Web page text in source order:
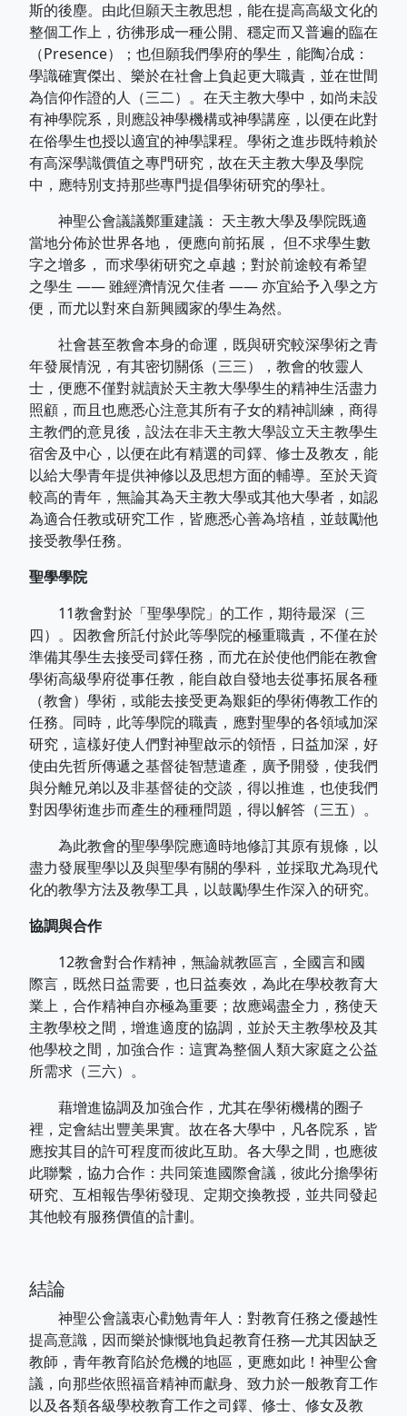
斯的後塵。由此但願天主教思想，能在提高高級文化的
整個工作上，彷彿形成一種公開、穩定而又普遍的臨在
（Presence）；也但願我們學府的學生，能陶冶成：
學識確實傑出、樂於在社會上負起更大職責，並在世間
為信仰作證的人（三二）。在天主教大學中，如尚未設
有神學院系，則應設神學機構或神學講座，以便在此對
在俗學生也授以適宜的神學課程。學術之進步既特賴於
有高深學識價值之專門研究，故在天主教大學及學院
中，應特別支持那些專門提倡學術研究的學社。
神聖公會議議鄭重建議： 天主教大學及學院既適
當地分佈於世界各地， 便應向前拓展， 但不求學生數
字之增多， 而求學術研究之卓越；對於前途較有希望
之學生 —— 雖經濟情況欠佳者 —— 亦宜給予入學之方
便，而尤以對來自新興國家的學生為然。
社會甚至教會本身的命運，既與研究較深學術之青
年發展情況，有其密切關係（三三），教會的牧靈人
士，便應不僅對就讀於天主教大學學生的精神生活盡力
照顧，而且也應悉心注意其所有子女的精神訓練，商得
主教們的意見後，設法在非天主教大學設立天主教學生
宿舍及中心，以便在此有精選的司鐸、修士及教友，能
以給大學青年提供神修以及思想方面的輔導。至於天資
較高的青年，無論其為天主教大學或其他大學者，如認
為適合任教或研究工作，皆應悉心善為培植，並鼓勵他
接受教學任務。
聖學學院
11教會對於「聖學學院」的工作，期待最深（三
四）。因教會所託付於此等學院的極重職責，不僅在於
準備其學生去接受司鐸任務，而尤在於使他們能在教會
學術高級學府從事任教，能自啟自發地去從事拓展各種
（教會）學術，或能去接受更為艱鉅的學術傳教工作的
任務。同時，此等學院的職責，應對聖學的各領域加深
研究，這樣好使人們對神聖啟示的領悟，日益加深，好
使由先哲所傳遞之基督徒智慧遣產，廣予開發，使我們
與分離兄弟以及非基督徒的交談，得以推進，也使我們
對因學術進步而產生的種種問題，得以解答（三五）。
為此教會的聖學學院應適時地修訂其原有規條，以
盡力發展聖學以及與聖學有關的學科，並採取尤為現代
化的教學方法及教學工具，以鼓勵學生作深入的研究。
協調與合作
12教會對合作精神，無論就教區言，全國言和國
際言，既然日益需要，也日益奏效，為此在學校教育大
業上，合作精神自亦極為重要；故應竭盡全力，務使天
主教學校之間，增進適度的協調，並於天主教學校及其
他學校之間，加強合作：這實為整個人類大家庭之公益
所需求（三六）。
藉增進協調及加強合作，尤其在學術機構的圈子
裡，定會結出豐美果實。故在各大學中，凡各院系，皆
應按其目的許可程度而彼此互助。各大學之間，也應彼
此聯繫，協力合作：共同策進國際會議，彼此分擔學術
研究、互相報告學術發現、定期交換教授，並共同發起
其他較有服務價值的計劃。
結論
神聖公會議衷心勸勉青年人：對教育任務之優越性
提高意識，因而樂於慷慨地負起教育任務—尤其因缺乏
教師，青年教育陷於危機的地區，更應如此！神聖公會
議，向那些依照福音精神而獻身、致力於一般教育工作
以及各類各級學校教育工作之司鐸、修士、修女及教